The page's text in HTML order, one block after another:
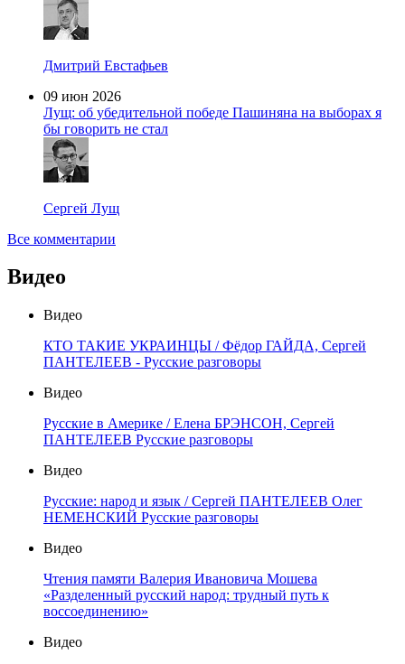
Дмитрий Евстафьев
09 июн 2026
Лущ: об убедительной победе Пашиняна на выборах я
бы говорить не стал
Сергей Лущ
Все комментарии
Видео
Видео
КТО ТАКИЕ УКРАИНЦЫ / Фёдор ГАЙДА, Сергей
ПАНТЕЛЕЕВ - Русские разговоры
Видео
Русские в Америке / Елена БРЭНСОН, Сергей
ПАНТЕЛЕЕВ Русские разговоры
Видео
Русские: народ и язык / Сергей ПАНТЕЛЕЕВ Олег
НЕМЕНСКИЙ Русские разговоры
Видео
Чтения памяти Валерия Ивановича Мошева
«Разделенный русский народ: трудный путь к
воссоединению»
Видео